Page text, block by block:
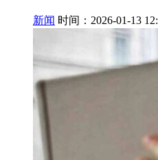
新闻 时间：2026-01-13